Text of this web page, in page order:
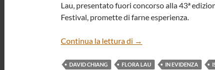
Lau, presentato fuori concorso alla 43ª
Festival, promette di farne esperienza.
Continua la lettura di “LUZ” DI FLORA LAU
→
DAVID CHIANG FLORA LAU IN EVIDENZA